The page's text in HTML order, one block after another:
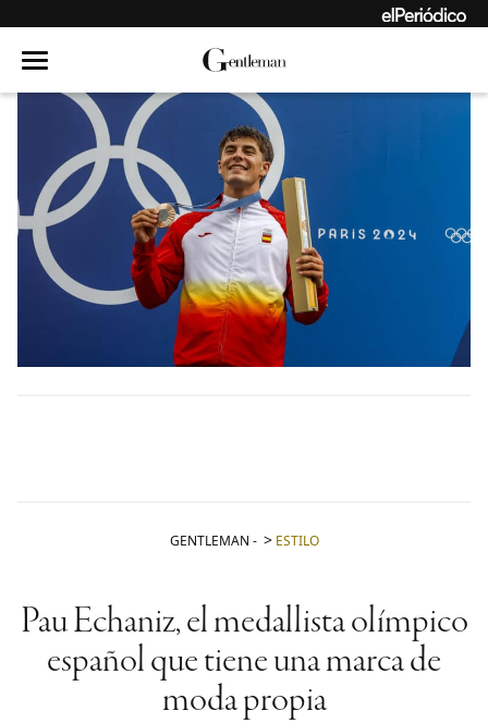
GENTLEMAN - ESTILO
Pau Echaniz, el medallista olímpico
español que tiene una marca de
moda propia